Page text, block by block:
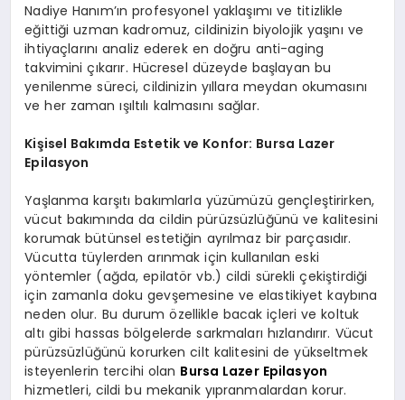
Nadiye Hanım’ın profesyonel yaklaşımı ve titizlikle
eğittiği uzman kadromuz, cildinizin biyolojik yaşını ve
ihtiyaçlarını analiz ederek en doğru anti-aging
takvimini çıkarır. Hücresel düzeyde başlayan bu
yenilenme süreci, cildinizin yıllara meydan okumasını
ve her zaman ışıltılı kalmasını sağlar.
Kişisel Bakımda Estetik ve Konfor: Bursa Lazer
Epilasyon
Yaşlanma karşıtı bakımlarla yüzümüzü gençleştirirken,
vücut bakımında da cildin pürüzsüzlüğünü ve kalitesini
korumak bütünsel estetiğin ayrılmaz bir parçasıdır.
Vücutta tüylerden arınmak için kullanılan eski
yöntemler (ağda, epilatör vb.) cildi sürekli çekiştirdiği
için zamanla doku gevşemesine ve elastikiyet kaybına
neden olur. Bu durum özellikle bacak içleri ve koltuk
altı gibi hassas bölgelerde sarkmaları hızlandırır. Vücut
pürüzsüzlüğünü korurken cilt kalitesini de yükseltmek
isteyenlerin tercihi olan Bursa Lazer Epilasyon
hizmetleri, cildi bu mekanik yıpranmalardan korur.